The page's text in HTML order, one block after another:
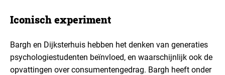
Iconisch experiment
Bargh en Dijksterhuis hebben het denken van generaties
psychologiestudenten beïnvloed, en waarschijnlijk ook de
opvattingen over consumentengedrag. Bargh heeft onder